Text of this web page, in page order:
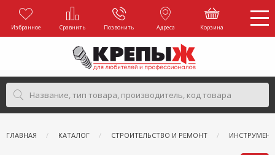
Избранное Сравнить Позвонить Адреса Корзина
ГЛАВНАЯ КАТАЛОГ СТРОИТЕЛЬСТВО И РЕМОНТ